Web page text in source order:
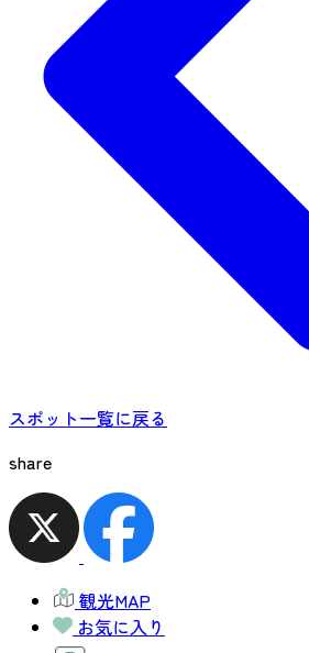
スポット一覧に戻る
share
観光MAP
お気に入り